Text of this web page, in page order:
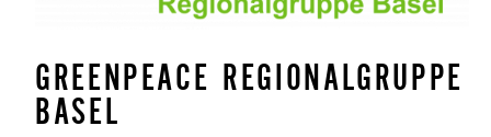
GREENPEACE REGIONALGRUPPE
BASEL